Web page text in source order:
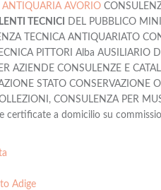
ANTIQUARIA AVORIO
TECNICI
DEL PUBBLICO
TECNICA ANTIQUARIATO
PITTORI Alba AUSILIARIO
AZIENDE CONSULENZE E
STATO CONSERVAZIONE
CONSULENZA PER
certificate a domicilio su
Adige